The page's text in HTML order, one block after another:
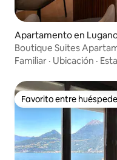
Apartamento en
Boutique Suites
Aire acondicionado
Familiar · Ubicación ·
Favorito entre
Favorito entre